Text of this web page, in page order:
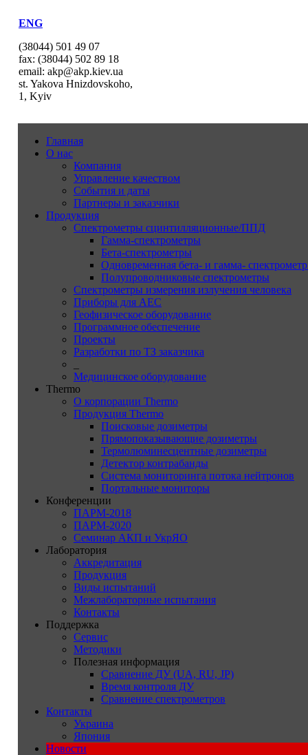
ENG
(38044) 501 49 07
fax: (38044) 502 89 18
email: akp@akp.kiev.ua
st. Yakova Hnizdovskoho,
1, Kyiv
Главная
О нас
Компания
Управление качеством
События и даты
Партнеры и заказчики
Продукция
Спектрометры сцинтилляционные/ППД
Гамма-спектрометры
Бета-спектрометры
Одновременная бета- и гамма-
Полупроводниковые спектрометры
Спектрометры измерения излучения человека
Приборы для АЕС
Геофизическое оборудование
Программное обеспечение
Проекты
Разработки по ТЗ заказчика
Медицинское оборудование
Thermo
О корпорации Thermo
Продукция Thermo
Поисковые дозиметры
Прямопоказывающие дозиметры
Термолюминесцентные дозиметры
Детектор контрабанды
Система мониторинга потока нейтронов
Портальные мониторы
Конференции
ПАРМ-2018
ПАРМ-2020
Семинар АКП и УкрЯО
Лаборатория
Аккредитация
Продукция
Виды испытаний
Межлабораторные испытания
Контакты
Поддержка
Сервис
Методики
Полезная информация
Сравнение ДУ (UA, RU, JP)
Время контроля ДУ
Сравнение спектрометров
Контакты
Украина
Япония
Новости